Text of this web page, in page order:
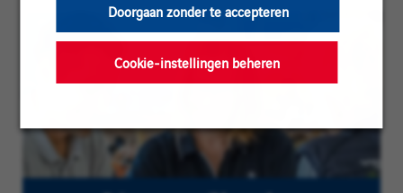
Doorgaan zonder te accepteren
Cookie-instellingen beheren